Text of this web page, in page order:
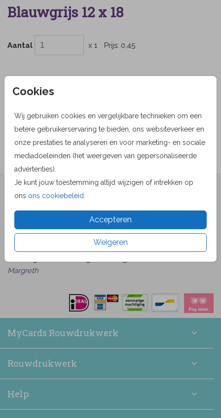
Cookies
Wij gebruiken cookies en vergelijkbare technieken om een
betere gebruikerservaring te bieden, ons websiteverkeer en
onze prestaties te analyseren en voor marketing- en sociale
mediadoeleinden (het weergeven van gepersonaliseerde
advertenties).
Je kunt jouw toestemming altijd wijzigen of intrekken op
ons ons cookiebeleid
Accepteren
Weigeren
Blauwgrijs 12 x 18
Aantal x 1 Prijs: 0,45
OMSCHRIJVING
Prijs:0,45 per 1
★★★★☆ Beoordelingen
9.1van1519beoordelingen
Bekijk alle beoordelingen
Het was heel makkelijk om een kaart naar wens uit te
zoeken en daarna te bewerken. De bestelling is snel
Margreth
MyCards Rouwdrukwerk
Rouwdrukwerk
Help